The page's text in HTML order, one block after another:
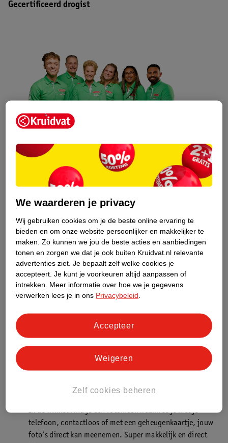
Gecertificeerd drogist
Kruidvat is een erkend specialist in
zelfzorg, ook online. Wat je
gezondheidsvraag ook is, stel hem aan
Stel je gezondheidsvraag
Ook in deze winkel
Kruidvat.nl ophaalpunt
Laat je bestelling snel en gemakkelijk bezorgen in de
Kruidvat is een gecertificeerd drogist. Dit betekent dat je
In de winkel vind je een fotokiosk waarmee je met je
telefoon, contactloos of met een geheugenkaartje, jouw
foto’s direct kan meenemen. Super makkelijk en direct
We waarderen je privacy
Wij gebruiken cookies om je de beste online ervaring te
bieden en om onze website persoonlijker en makkelijker te
maken. Zo kunnen we jou de beste acties en aanbiedingen
tonen en zorgen we dat je ook buiten Kruidvat.nl relevante
advertenties ziet. Je bepaalt zelf welke cookies je
accepteert. Je kunt je voorkeuren altijd aanpassen of
intrekken.
Meer informatie over hoe we je gegevens
verwerken lees je in ons Privacybeleid
Zelf cookies beheren
Weigeren
Accepteer